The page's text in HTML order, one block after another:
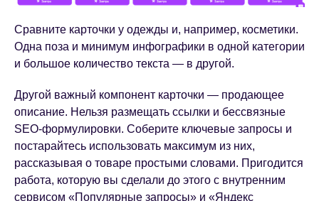
Сравните карточки у одежды и, например, косметики.
Одна поза и минимум инфографики в одной категории
и большое количество текста — в другой.
Другой важный компонент карточки — продающее
описание. Нельзя размещать ссылки и бессвязные
SEO-формулировки. Соберите ключевые запросы и
постарайтесь использовать максимум из них,
рассказывая о товаре простыми словами. Пригодится
работа, которую вы сделали до этого с внутренним
сервисом «Популярные запросы» и «Яндекс